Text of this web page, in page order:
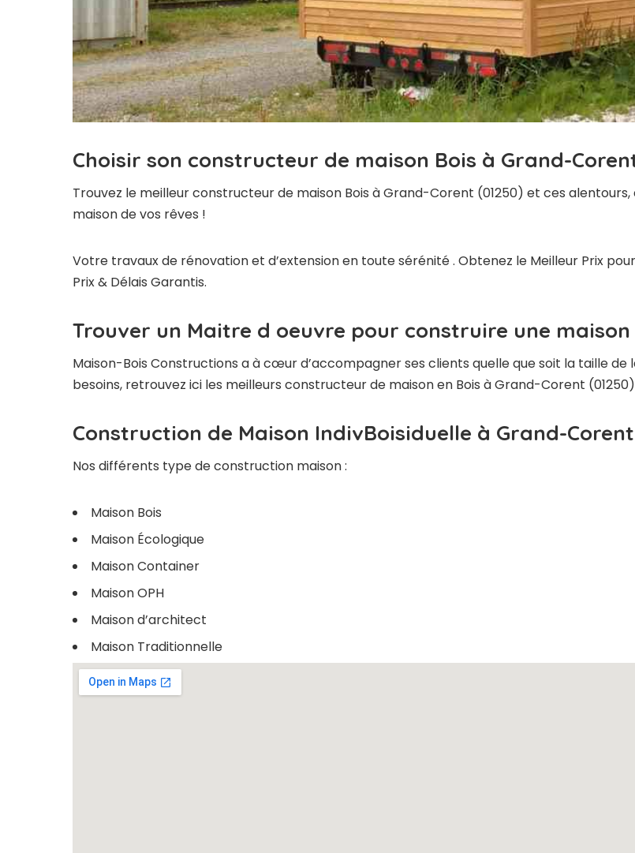
Choisir son constructeur de maison Bois à Grand-
Trouvez le meilleur constructeur de maison Bois à Grand-Corent (01250) et ces
maison de vos rêves !
Votre travaux de rénovation et d’extension en toute sérénité . Obtenez le Meilleur Prix
Prix & Délais Garantis.
Trouver un Maitre d oeuvre pour construire une maison
Maison-Bois Constructions a à cœur d’accompagner ses clients quelle que soit la taille
besoins, retrouvez ici les meilleurs constructeur de maison en Bois à Grand-Corent (01250)
Construction de Maison IndivBoisiduelle à Grand-
Nos différents type de construction maison :
Maison Bois
Maison Écologique
Maison Container
Maison OPH
Maison d’architect
Maison Traditionnelle